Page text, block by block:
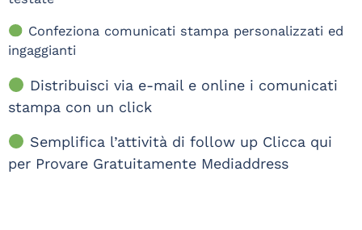
Confeziona comunicati stampa personalizzati ed
ingaggianti
Distribuisci via e-mail e online i comunicati
stampa con un click
Semplifica l’attività di follow up Clicca qui
per Provare Gratuitamente Mediaddress